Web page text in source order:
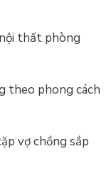
thất phòng
theo phong cách
vợ chồng sắp